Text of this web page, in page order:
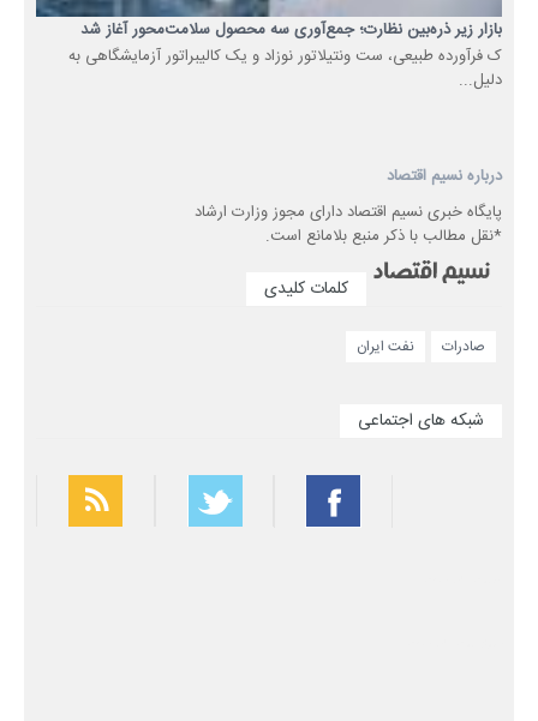
بازار زیر ذره‌بین نظارت؛ جمع‌آوری سه محصول سلامت‌محور آغاز شد
ک فرآورده طبیعی، ست ونتیلاتور نوزاد و یک کالیبراتور آزمایشگاهی به
دلیل...
درباره نسیم اقتصاد
پایگاه خبری نسیم اقتصاد دارای مجوز وزارت ارشاد
*نقل مطالب با ذکر منبع بلامانع است.
کلمات کلیدی
صادرات نفت ایران
شبکه های اجتماعی